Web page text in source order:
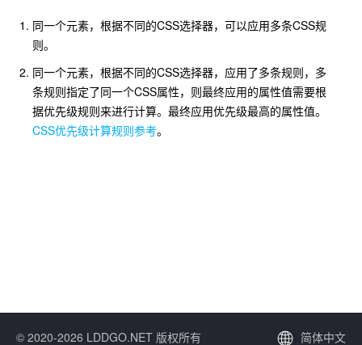
同一个元素，根据不同的CSS选择器，可以应用多条CSS规
则。
同一个元素，根据不同的CSS选择器，应用了多条规则，多
条规则指定了同一个CSS属性，则最终应用的属性值需要根
据优先级规则来进行计算。最终应用优先级最高的属性值。
CSS优先级计算规则参考。
© 2020-2026 LDDGO.NET 版权所有 简体中文